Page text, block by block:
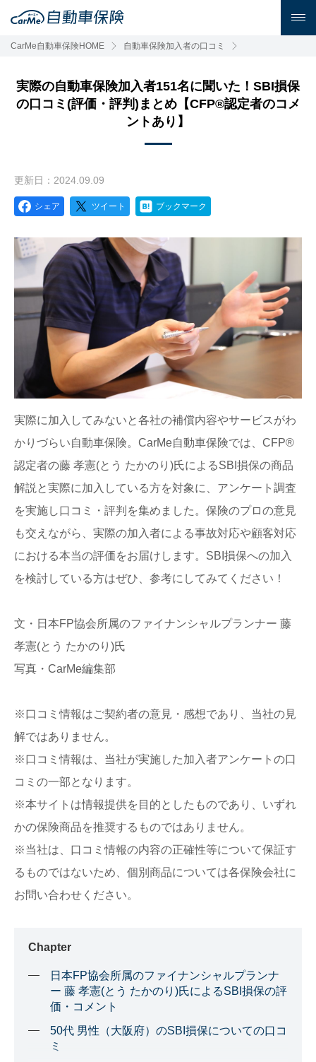
CarMe自動車保険HOME 自動車保険加入者の口コミ
実際の自動車保険加入者151名に聞いた！SBI損保
の口コミ(評価・評判)まとめ【CFP®認定者のコメ
ントあり】
更新日：2024.09.09
シェア ツイート ブックマーク
実際に加入してみないと各社の補償内容やサービスがわ
かりづらい自動車保険。CarMe自動車保険では、CFP®
認定者の藤 孝憲(とう たかのり)氏によるSBI損保の商品
解説と実際に加入している方を対象に、アンケート調査
を実施し口コミ・評判を集めました。保険のプロの意見
も交えながら、実際の加入者による事故対応や顧客対応
における本当の評価をお届けします。SBI損保への加入
を検討している方はぜひ、参考にしてみてください！
文・日本FP協会所属のファイナンシャルプランナー 藤
孝憲(とう たかのり)氏
写真・CarMe編集部
※口コミ情報はご契約者の意見・感想であり、当社の見
解ではありません。
※口コミ情報は、当社が実施した加入者アンケートの口
コミの一部となります。
※本サイトは情報提供を目的としたものであり、いずれ
かの保険商品を推奨するものではありません。
※当社は、口コミ情報の内容の正確性等について保証す
るものではないため、個別商品については各保険会社に
お問い合わせください。
Chapter
日本FP協会所属のファイナンシャルプランナ
ー 藤 孝憲(とう たかのり)氏によるSBI損保の評
価・コメント
50代 男性（大阪府）のSBI損保についての口コ
ミ